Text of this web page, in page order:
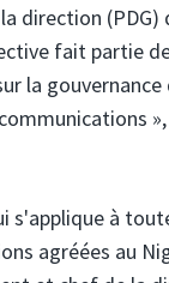
direction
fait partie
la
s'applique à
agréées au